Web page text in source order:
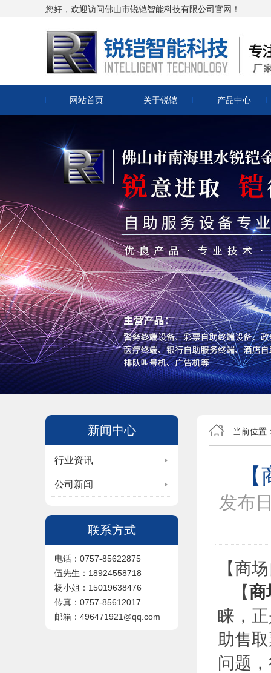
您好，欢迎访问佛山市锐铠智能科技有限公司官网！
网站首页 关于锐铠 产品中心
新闻中心
行业资讯
公司新闻
联系方式
电话：0757-85622875
伍先生：18924558718
杨小姐：15019638476
传真：0757-85612017
邮箱：496471921@qq.com
当前位置
发布
【商
【商
睐，
助售
问题